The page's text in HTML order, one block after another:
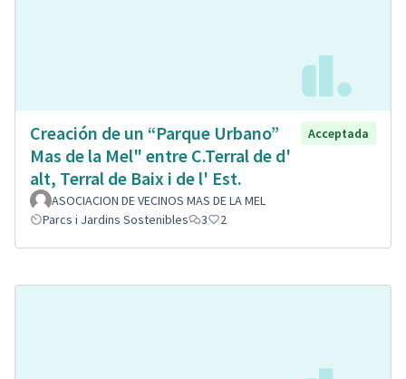
Creación de un “Parque Urbano”
Mas de la Mel" entre C.Terral de d'
alt, Terral de Baix i de l' Est.
Acceptada
ASOCIACION DE VECINOS MAS DE LA MEL
Parcs i Jardins Sostenibles
3 2